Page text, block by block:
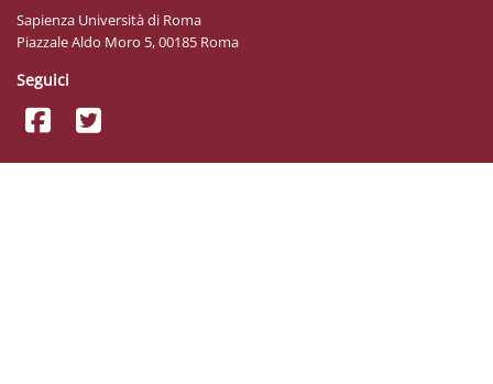
Sapienza Università di Roma
Piazzale Aldo Moro 5, 00185 Roma
Seguici